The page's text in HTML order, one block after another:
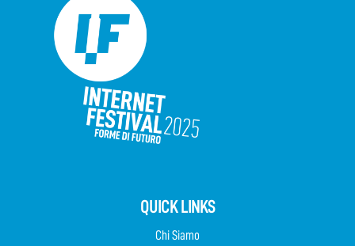
QUICK LINKS
Chi Siamo